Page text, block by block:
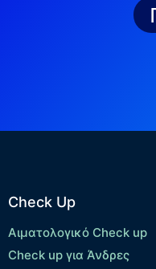
Check Up
Αιματολογικό Check up
Check up για Άνδρες